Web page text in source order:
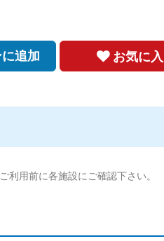
追加 お気に
用前に各施設にご確認下さい。